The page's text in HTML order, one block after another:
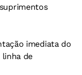
imediata do
linha de